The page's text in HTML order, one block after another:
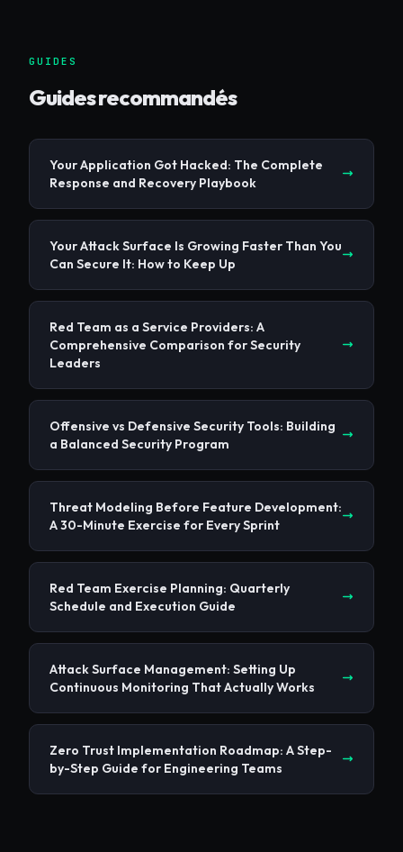
GUIDES
Guides recommandés
Your Application Got Hacked: The Complete
Response and Recovery Playbook
Your Attack Surface Is Growing Faster Than You
Can Secure It: How to Keep Up
Red Team as a Service Providers: A
Comprehensive Comparison for Security
Leaders
Offensive vs Defensive Security Tools: Building
a Balanced Security Program
Threat Modeling Before Feature Development:
A 30-Minute Exercise for Every Sprint
Red Team Exercise Planning: Quarterly
Schedule and Execution Guide
Attack Surface Management: Setting Up
Continuous Monitoring That Actually Works
Zero Trust Implementation Roadmap: A Step-
by-Step Guide for Engineering Teams